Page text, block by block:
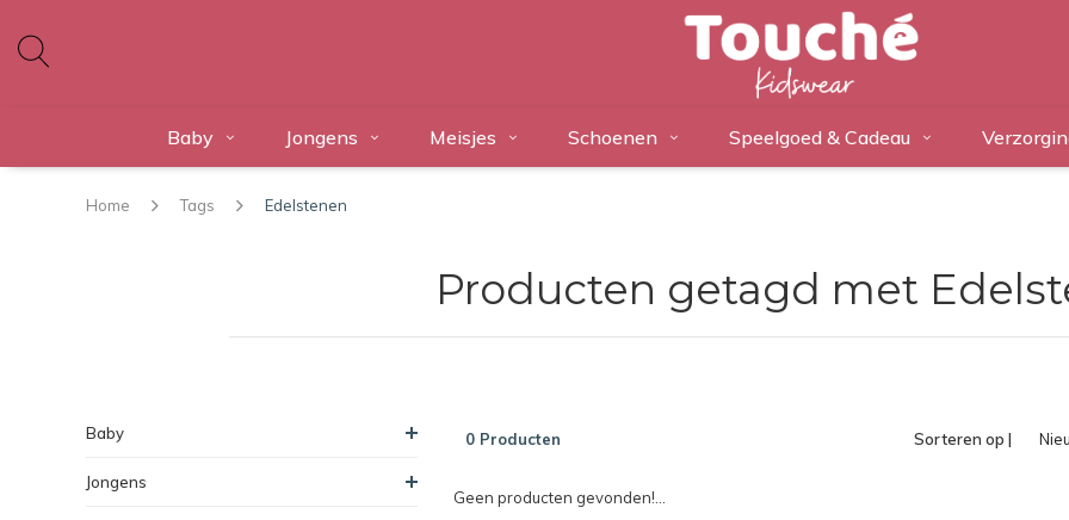
Baby Jongens Meisjes Schoenen Speelgoed & Cadeau
Home Tags Edelstenen
Producten getagd met
Baby
Jongens
0 Producten Sorteren op |
Geen producten gevonden!...